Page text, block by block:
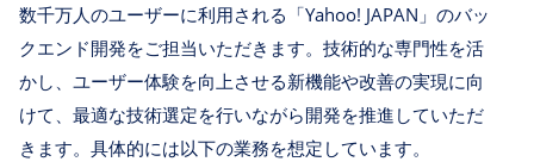
数千万人のユーザーに利用される「Yahoo! JAPAN」のバッ
クエンド開発をご担当いただきます。技術的な専門性を活
かし、ユーザー体験を向上させる新機能や改善の実現に向
けて、最適な技術選定を行いながら開発を推進していただ
きます。具体的には以下の業務を想定しています。